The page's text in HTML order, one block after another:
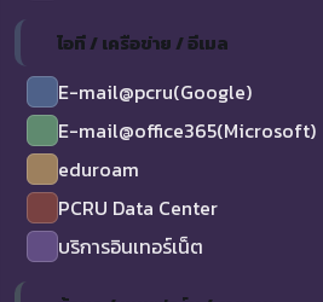
ไอที / เครือข่าย / อีเมล
E-mail@pcru(Google)
E-mail@office365(Microsoft)
eduroam
PCRU Data Center
บริการอินเทอร์เน็ต